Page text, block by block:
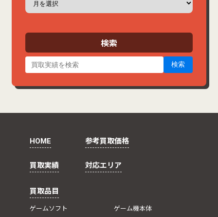
カ
ブ
検索
検索
HOME 参考買取価格
買取実績 対応エリア
買取品目
ゲームソフト
ゲーム機本体